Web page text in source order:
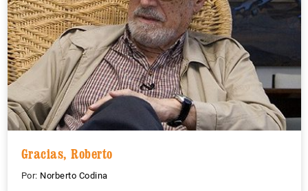
Gracias, Roberto
Por: Norberto Codina